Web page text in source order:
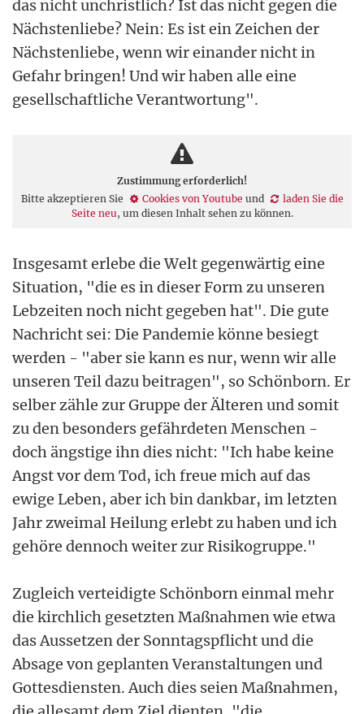
das nicht unchristlich? Ist das nicht gegen die
Nächstenliebe? Nein: Es ist ein Zeichen der
Nächstenliebe, wenn wir einander nicht in
Gefahr bringen! Und wir haben alle eine
gesellschaftliche Verantwortung".
Zustimmung erforderlich!
Bitte akzeptieren Sie
Cookies von Youtube und
laden Sie die
Seite neu, um diesen Inhalt sehen zu können.
Insgesamt erlebe die Welt gegenwärtig eine
Situation, "die es in dieser Form zu unseren
Lebzeiten noch nicht gegeben hat". Die gute
Nachricht sei: Die Pandemie könne besiegt
werden - "aber sie kann es nur, wenn wir alle
unseren Teil dazu beitragen", so Schönborn. Er
selber zähle zur Gruppe der Älteren und somit
zu den besonders gefährdeten Menschen -
doch ängstige ihn dies nicht: "Ich habe keine
Angst vor dem Tod, ich freue mich auf das
ewige Leben, aber ich bin dankbar, im letzten
Jahr zweimal Heilung erlebt zu haben und ich
gehöre dennoch weiter zur Risikogruppe."
Zugleich verteidigte Schönborn einmal mehr
die kirchlich gesetzten Maßnahmen wie etwa
das Aussetzen der Sonntagspflicht und die
Absage von geplanten Veranstaltungen und
Gottesdiensten. Auch dies seien Maßnahmen,